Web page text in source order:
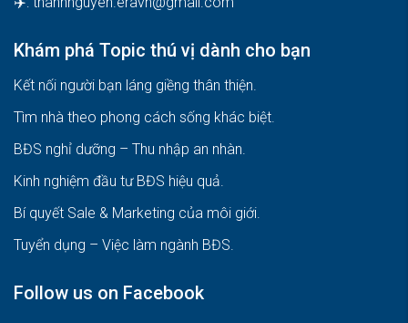
Khám phá Topic thú vị dành cho bạn
Kết nối người bạn láng giềng thân thiện.
Tìm nhà theo phong cách sống khác biệt.
BĐS nghỉ dưỡng – Thu nhập an nhàn.
Kinh nghiệm đầu tư BĐS hiệu quả.
Bí quyết Sale & Marketing của môi giới.
Tuyển dụng – Việc làm ngành BĐS.
Follow us on Facebook